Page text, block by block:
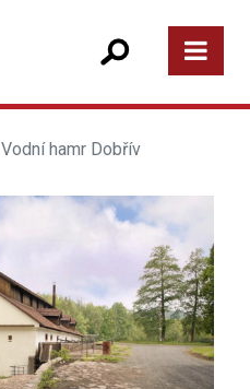
Vodní hamr Dobřív